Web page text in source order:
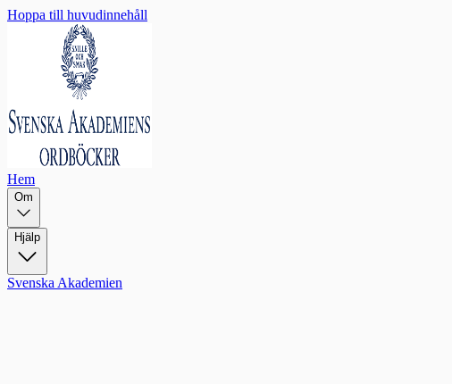
Hoppa till huvudinnehåll
Hem
Om
Hjälp
Svenska Akademien